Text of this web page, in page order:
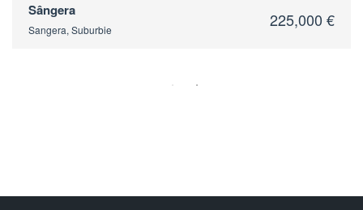
Sângera
Sangera, Suburbie 225,000 €